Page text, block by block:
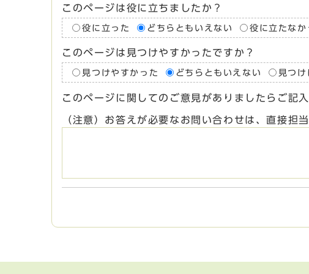
このページは役に立ちましたか？
役に立った どちらともいえない 役に立たなか
このページは見つけやすかったですか？
見つけやすかった どちらともいえない 見つけ
このページに関してのご意見がありましたらご記入
（注意）お答えが必要なお問い合わせは、直接担